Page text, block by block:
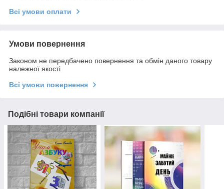
Всі умови оплати
Умови повернення
Законом не передбачено повернення та обмін даного товару
належної якості
Всі умови повернення
Подібні товари компанії